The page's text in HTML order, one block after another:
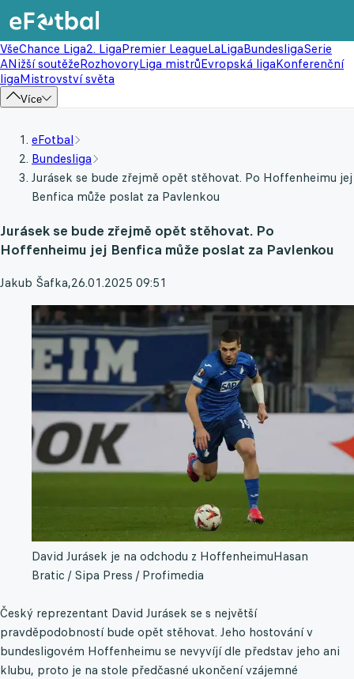
VšeChance Liga2. LigaPremier LeagueLaLigaBundesligaSerie
ANižší soutěžeRozhovoryLiga mistrůEvropská ligaKonferenční
ligaMistrovství světa
Více
eFotbal
Bundesliga
Jurásek se bude zřejmě opět stěhovat. Po Hoffenheimu jej
Benfica může poslat za Pavlenkou
Jurásek se bude zřejmě opět stěhovat. Po
Hoffenheimu jej Benfica může poslat za Pavlenkou
Jakub Šafka,26.01.2025 09:51
David Jurásek je na odchodu z HoffenheimuHasan
Bratic / Sipa Press / Profimedia
Český reprezentant David Jurásek se s největší
pravděpodobností bude opět stěhovat. Jeho hostování v
bundesligovém Hoffenheimu se nevyvíjí dle představ jeho ani
klubu, proto je na stole předčasné ukončení vzájemné